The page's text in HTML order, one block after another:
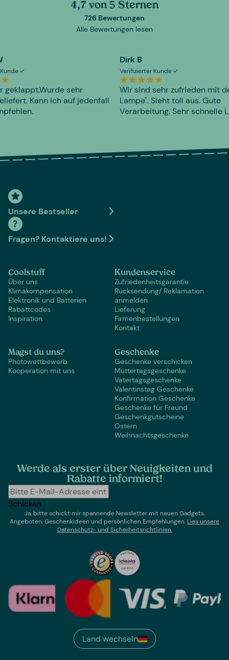
4,7 von 5 Sternen
726 Bewertungen
Alle Bewertungen lesen
geklappt.Wurde sehr
Kann ich auf jedenfall
Dirk B
Verifizierter Kunde
Wir sind sehr zufrieden mit
Lampe". Sieht toll aus. Gute
Verarbeitung. Sehr schnelle
Unsere Bestseller
Fragen? Kontaktiere uns!
Coolstuff
Über uns
Klimakompensation
Elektronik und Batterien
Rabattcodes
Inspiration
Kundenservice
Zufriedenheitsgarantie
Rücksendung/ Reklamation
anmelden
Lieferung
Firmenbestellungen
Kontakt
Magst du uns?
Photowettbewerb
Kooperation mit uns
Geschenke
Geschenke verschicken
Muttertagsgeschenke
Vatertagsgeschenke
Valentinstag Geschenke
Konfirmation Geschenke
Geschenke für Freund
Geschenkgutscheine
Ostern
Weihnachtsgeschenke
Werde als erster über Neuigkeiten und
Rabatte informiert!
Schicken
Ja, bitte schickt mir spannende Newsletter mit neuen Gadgets,
Angeboten, Geschenkideen und persönlichen Empfehlungen. Lies unsere
Datenschutz- und Sicherheitsrichtlinien.
Land wechseln